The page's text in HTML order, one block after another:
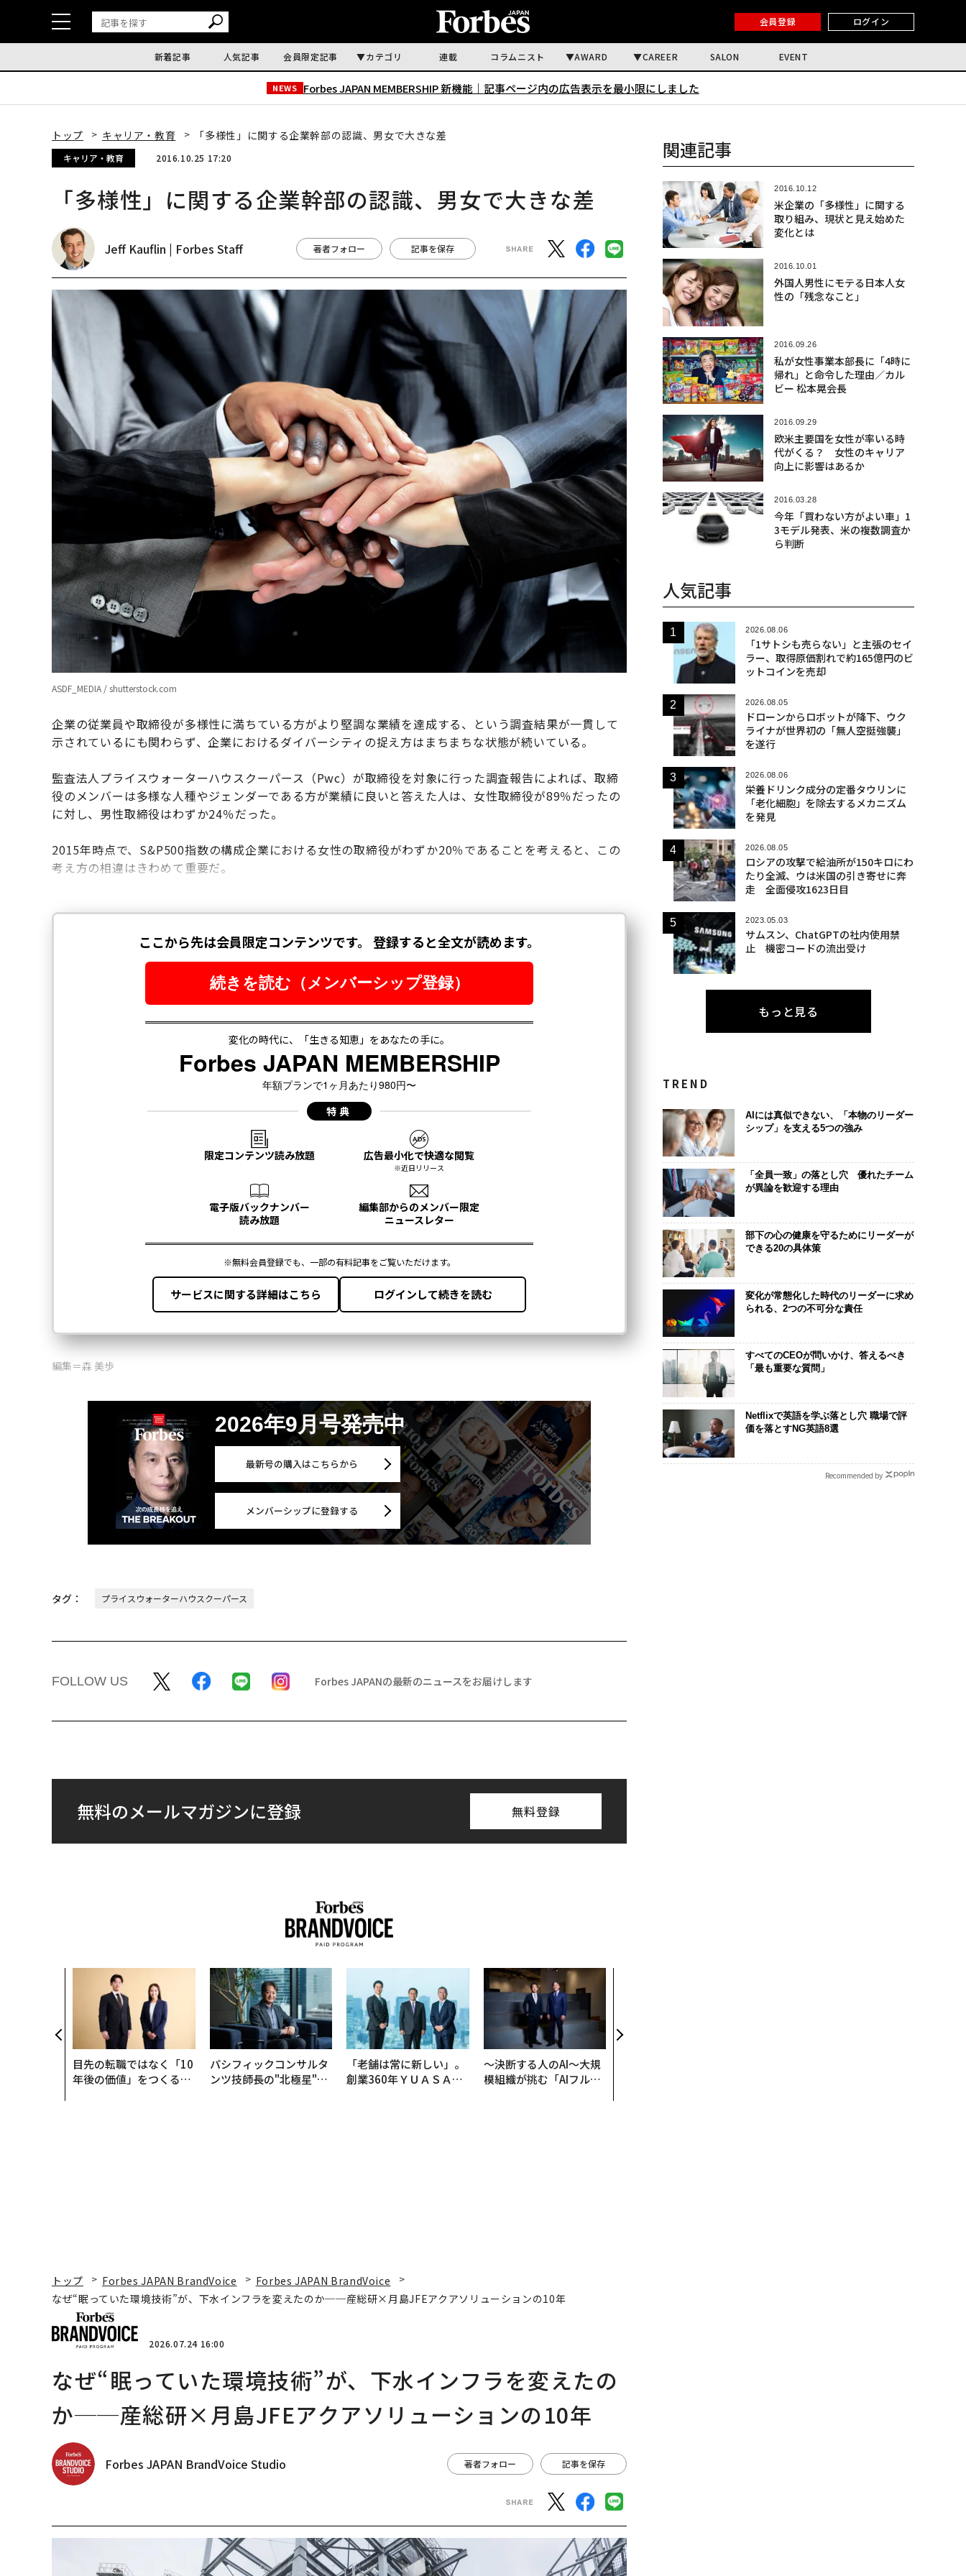
会員登録 ログイン
新着記事 人気記事 会員限定記事 カテゴリ 連載 コラムニスト AWARD CAREER SALON EVENT
NEWS Forbes JAPAN MEMBERSHIP 新機能｜ 記事ページ内の広告表示を最小限にしました
トップ キャリア・教育 「多様性」に関する企業幹部の認識、男女で大きな差
キャリア・教育 2016.10.25 17:20
「多様性」に関する企業幹部の認識、男女で大きな差
Jeff Kauflin | Forbes Staff 著者フォロー 記事を保存
ASDF_MEDIA / shutterstock.com
企業の従業員や取締役が多様性に満ちている方がより堅調な業績を達成する、という調査結果が一貫して
示されているにも関わらず、企業におけるダイバーシティの捉え方はまちまちな状態が続いている。
監査法人プライスウォーターハウスクーパース（Pwc）が取締役を対象に行った調査報告によれば、取締
役のメンバーは多様な人種やジェンダーである方が業績に良いと答えた人は、女性取締役が89％だったの
に対し、男性取締役はわずか24％だった。
2015年時点で、S&P500指数の構成企業における女性の取締役がわずか20％であることを考えると、この
考え方の相違はきわめて重要だ。
編集＝森 美歩
2026年9月号発売中
最新号の購入はこちらから
メンバーシップに登録する
タグ： プライスウォーターハウスクーパース
FOLLOW US Forbes JAPANの最新のニュースをお届けします
無料のメールマガジンに登録 無料登録
目先の転職ではなく「10
年後の価値」をつくる─
パシフィックコンサルタ
ンツ技師長の"北極星"。
「老舗は常に新しい」。
創業360年ＹＵＡＳＡと
〜決断する人のAI〜大規
模組織が挑む「AIフル実
ションの10年
関連記事
2016.10.12
米企業の「多様性」に関する
取り組み、現状と見え始めた
変化とは
2016.10.01
外国人男性にモテる日本人女
性の「残念なこと」
2016.09.26
私が女性事業本部長に「4時に
帰れ」と命令した理由／カル
ビー 松本晃会長
2016.09.29
欧米主要国を女性が率いる時
代がくる？ 女性のキャリア
向上に影響はあるか
2016.03.28
今年「買わない方がよい車」1
3モデル発表、米の複数調査か
ら判断
人気記事
2026.08.06
「1サトシも売らない」と主張のセイ
ラー、取得原価割れで約165億円のビ
ットコインを売却
2026.08.05
ドローンからロボットが降下、ウク
ライナが世界初の「無人空挺強襲」
を遂行
2026.08.06
栄養ドリンク成分の定番タウリンに
「老化細胞」を除去するメカニズム
を発見
2026.08.05
ロシアの攻撃で給油所が150キロにわ
たり全滅、ウは米国の引き寄せに奔
走 全面侵攻1623日目
2023.05.03
サムスン、ChatGPTの社内使用禁
止 機密コードの流出受け
もっと見る
TREND
AIには真似できない、「本物のリーダー
シップ」を支える5つの強み
「全員一致」の落とし穴 優れたチーム
が異論を歓迎する理由
部下の心の健康を守るためにリーダーが
できる20の具体策
変化が常態化した時代のリーダーに求め
られる、2つの不可分な責任
すべてのCEOが問いかけ、答えるべき
「最も重要な質問」
Netflixで英語を学ぶ落とし穴 職場で評
価を落とすNG英語8選
Recommended by
トップ Forbes JAPAN BrandVoice
Forbes JAPAN BrandVoice
なぜ“眠っていた環境技術”が、下水インフラを変えたのか──産総研×月島JFEアクアソリューションの10年
2026.07.24 16:00
なぜ“眠っていた環境技術”が、下水インフラを変えたの
か──産総研×月島JFEアクアソリューションの10年
Forbes JAPAN BrandVoice Studio 著者フォロー 記事を保存